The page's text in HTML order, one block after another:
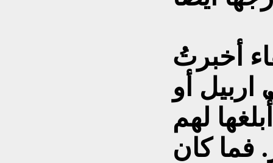
أخبرتُ
أو
لهم
فما كان